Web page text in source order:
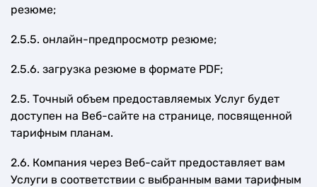
резюме;
2.5.5. онлайн-предпросмотр резюме;
2.5.6. загрузка резюме в формате PDF;
2.5. Точный объем предоставляемых Услуг будет
доступен на Веб-сайте на странице, посвященной
тарифным планам.
2.6. Компания через Веб-сайт предоставляет вам
Услуги в соответствии с выбранным вами тарифным